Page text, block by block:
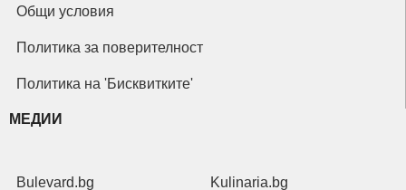
Общи условия
Политика за поверителност
Политика на 'Бисквитките'
МЕДИИ
Bulevard.bg Kulinaria.bg